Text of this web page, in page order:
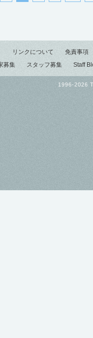
リンクについて
免責事項
募集 スタッフ募集 Staff
1996-2026